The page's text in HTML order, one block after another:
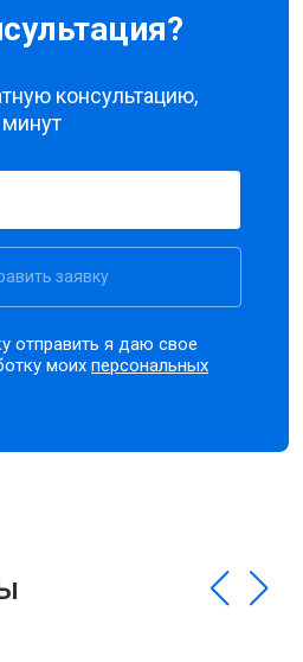
консультацию,
заявку
отправить я даю свое
моихперсональных